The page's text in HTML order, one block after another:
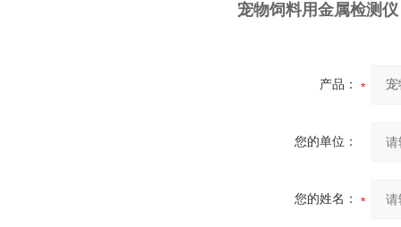
宠物饲料用金属检测仪
产品：
您的单位：
您的姓名：